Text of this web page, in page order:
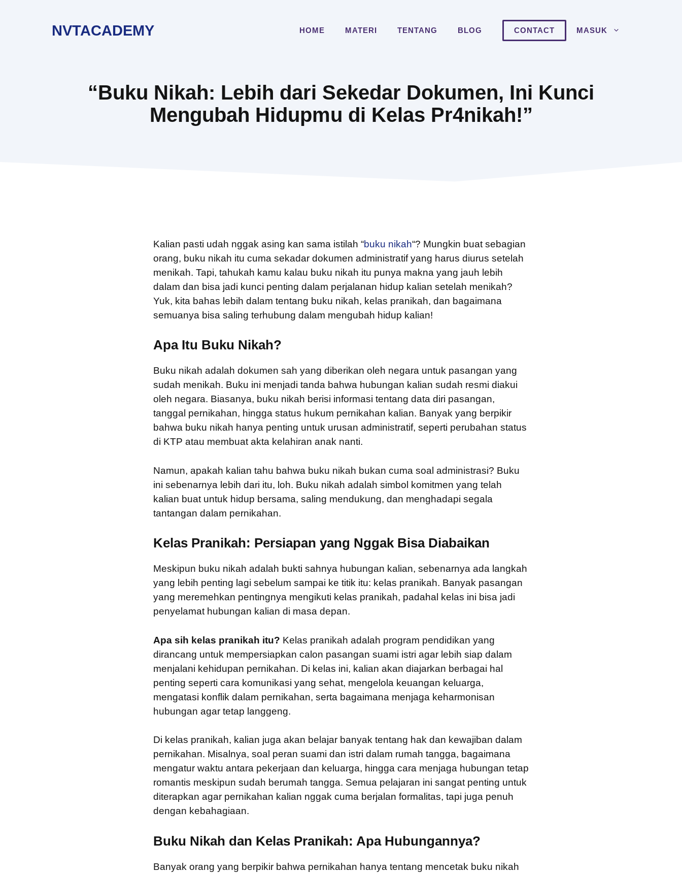
NVTACADEMY HOME MATERI TENTANG BLOG CONTACT MASUK
“Buku Nikah: Lebih dari Sekedar Dokumen, Ini Kunci
Mengubah Hidupmu di Kelas Pr4nikah!”
Kalian pasti udah nggak asing kan sama istilah “buku nikah“? Mungkin buat sebagian
orang, buku nikah itu cuma sekadar dokumen administratif yang harus diurus setelah
menikah. Tapi, tahukah kamu kalau buku nikah itu punya makna yang jauh lebih
dalam dan bisa jadi kunci penting dalam perjalanan hidup kalian setelah menikah?
Yuk, kita bahas lebih dalam tentang buku nikah, kelas pranikah, dan bagaimana
semuanya bisa saling terhubung dalam mengubah hidup kalian!
Apa Itu Buku Nikah?
Buku nikah adalah dokumen sah yang diberikan oleh negara untuk pasangan yang
sudah menikah. Buku ini menjadi tanda bahwa hubungan kalian sudah resmi diakui
oleh negara. Biasanya, buku nikah berisi informasi tentang data diri pasangan,
tanggal pernikahan, hingga status hukum pernikahan kalian. Banyak yang berpikir
bahwa buku nikah hanya penting untuk urusan administratif, seperti perubahan status
di KTP atau membuat akta kelahiran anak nanti.
Namun, apakah kalian tahu bahwa buku nikah bukan cuma soal administrasi? Buku
ini sebenarnya lebih dari itu, loh. Buku nikah adalah simbol komitmen yang telah
kalian buat untuk hidup bersama, saling mendukung, dan menghadapi segala
tantangan dalam pernikahan.
Kelas Pranikah: Persiapan yang Nggak Bisa Diabaikan
Meskipun buku nikah adalah bukti sahnya hubungan kalian, sebenarnya ada langkah
yang lebih penting lagi sebelum sampai ke titik itu: kelas pranikah. Banyak pasangan
yang meremehkan pentingnya mengikuti kelas pranikah, padahal kelas ini bisa jadi
penyelamat hubungan kalian di masa depan.
Apa sih kelas pranikah itu? Kelas pranikah adalah program pendidikan yang
dirancang untuk mempersiapkan calon pasangan suami istri agar lebih siap dalam
menjalani kehidupan pernikahan. Di kelas ini, kalian akan diajarkan berbagai hal
penting seperti cara komunikasi yang sehat, mengelola keuangan keluarga,
mengatasi konflik dalam pernikahan, serta bagaimana menjaga keharmonisan
hubungan agar tetap langgeng.
Di kelas pranikah, kalian juga akan belajar banyak tentang hak dan kewajiban dalam
pernikahan. Misalnya, soal peran suami dan istri dalam rumah tangga, bagaimana
mengatur waktu antara pekerjaan dan keluarga, hingga cara menjaga hubungan tetap
romantis meskipun sudah berumah tangga. Semua pelajaran ini sangat penting untuk
diterapkan agar pernikahan kalian nggak cuma berjalan formalitas, tapi juga penuh
dengan kebahagiaan.
Buku Nikah dan Kelas Pranikah: Apa Hubungannya?
Banyak orang yang berpikir bahwa pernikahan hanya tentang mencetak buku nikah